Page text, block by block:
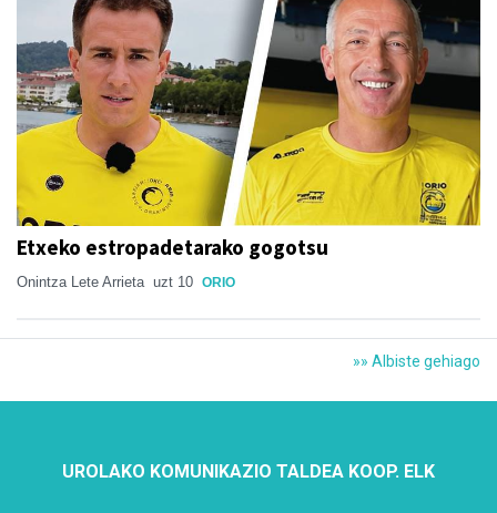
Etxeko estropadetarako gogotsu
Onintza Lete Arrieta uzt 10 ORIO
»» Albiste gehiago
UROLAKO KOMUNIKAZIO TALDEA KOOP. ELK